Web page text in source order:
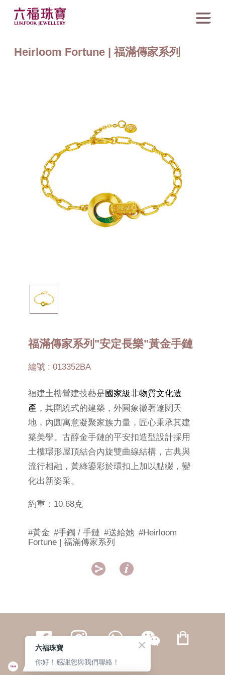
Heirloom Fortune | 福滿傳家系列
福滿傳家系列"安定長樂"黃金手鏈
編號 : 013352BA
福建土樓營建技藝是國家級非物質文化遺
產 ，其圍繞式的建築，外圓象徵著遼闊天
地，內圓寓意凝聚家族力量，匠心秉承其建
築美學。古醇金手鏈的平安扣造型設計採用
土樓環形屋頂結合內旋雙曲線結構，古典與
流行相融，黃綠鎏彩於環扣上加以點綴，變
化出新姿采。
約重：10.68克
#黃金 #手鐲 / 手鏈 #送給她 #Heirloom
Fortune | 福滿傳家系列
 
繁體 | 簡体
六福珠寶
你好！感謝您與我們聯絡！